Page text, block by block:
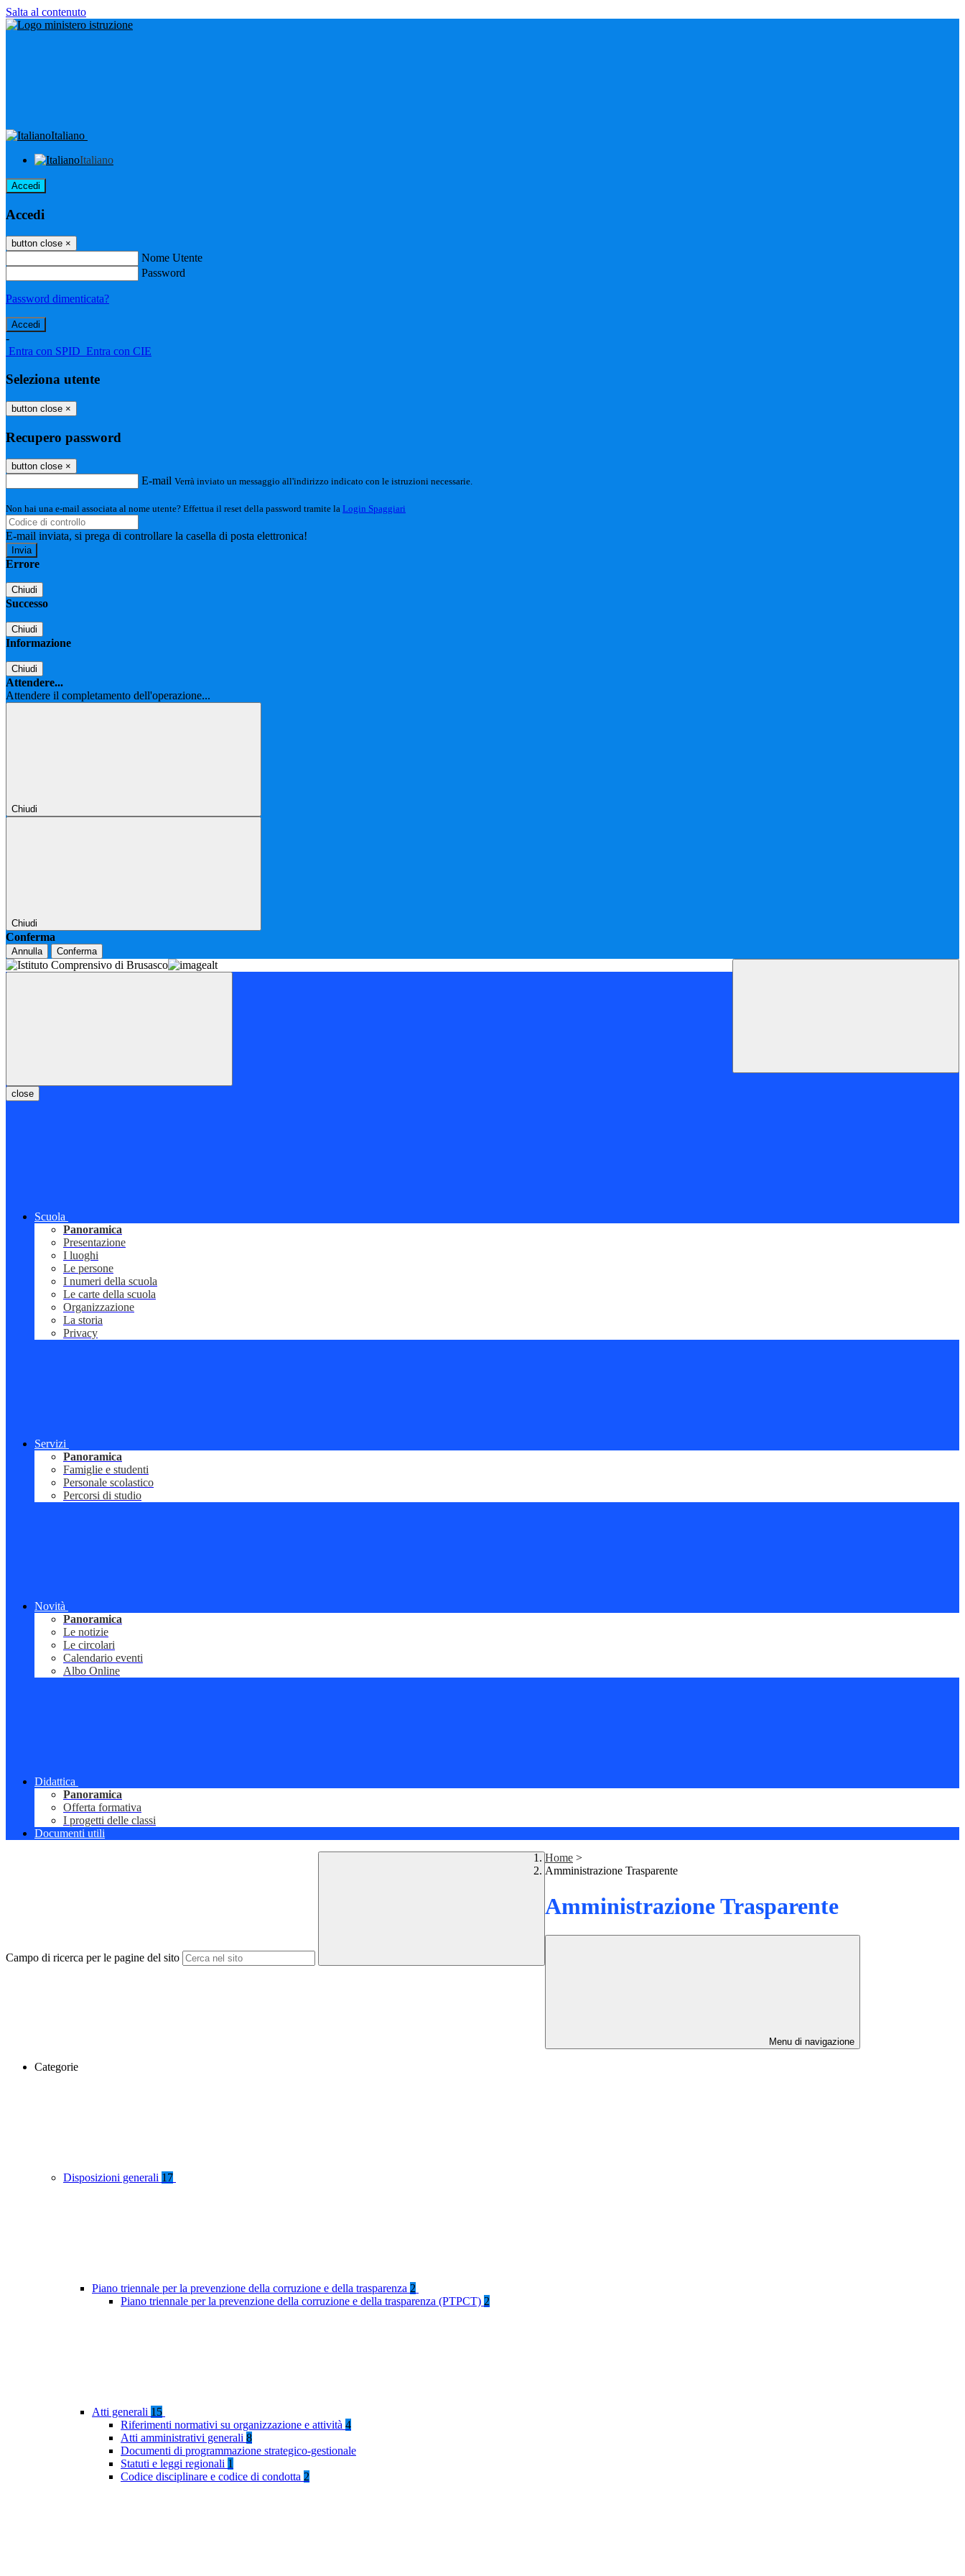
Salta al contenuto
Italiano
Italiano
Accedi
Accedi
button close ×
Nome Utente
Password
Password dimenticata?
-
Entra con SPID Entra con CIE
Seleziona utente
button close ×
Recupero password
button close ×
E-mail Verrà inviato un messaggio all'indirizzo indicato con le istruzioni necessarie.
Non hai una e-mail associata al nome utente? Effettua il reset della password tramite la Login Spaggiari
E-mail inviata, si prega di controllare la casella di posta elettronica!
Errore
Chiudi
Successo
Chiudi
Informazione
Chiudi
Attendere...
Attendere il completamento dell'operazione...
Chiudi
Chiudi
Conferma
Annulla Conferma
close
Scuola
Panoramica
Presentazione
I luoghi
Le persone
I numeri della scuola
Le carte della scuola
Organizzazione
La storia
Privacy
Servizi
Panoramica
Famiglie e studenti
Personale scolastico
Percorsi di studio
Novità
Panoramica
Le notizie
Le circolari
Calendario eventi
Albo Online
Didattica
Panoramica
Offerta formativa
I progetti delle classi
Documenti utili
Campo di ricerca per le pagine del sito
Home >
Amministrazione Trasparente
Amministrazione Trasparente
Menu di navigazione
Categorie
Disposizioni generali 17
Piano triennale per la prevenzione della corruzione e della trasparenza 2
Piano triennale per la prevenzione della corruzione e della trasparenza (PTPCT) 2
Atti generali 15
Riferimenti normativi su organizzazione e attività 4
Atti amministrativi generali 8
Documenti di programmazione strategico-gestionale
Statuti e leggi regionali 1
Codice disciplinare e codice di condotta 2